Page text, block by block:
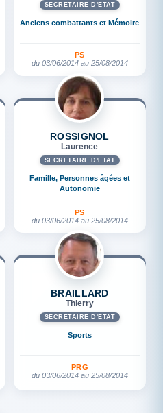
SECRÉTAIRE D'ETAT
Anciens combattants et Mémoire
PS
du 03/06/2014 au 25/08/2014
ROSSIGNOL
Laurence
SECRÉTAIRE D'ETAT
Famille, Personnes âgées et
Autonomie
PS
du 03/06/2014 au 25/08/2014
BRAILLARD
Thierry
SECRÉTAIRE D'ETAT
Sports
PRG
du 03/06/2014 au 25/08/2014